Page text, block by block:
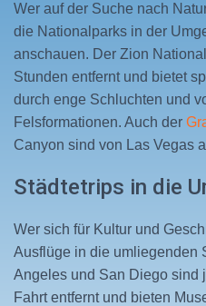
Wer auf der Suche nach
die Nationalparks in der
anschauen. Der Zion
Stunden entfernt und bietet
durch enge Schluchten und
Felsformationen. Auch der
Canyon sind von Las Vegas
Städtetrips in die
Wer sich für Kultur und
Ausflüge in die umliegenden
Angeles und San Diego sind
Fahrt entfernt und bieten